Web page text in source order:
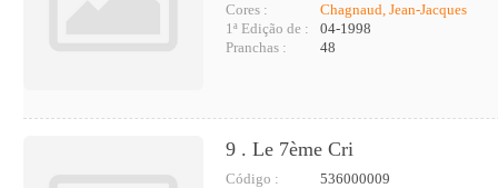
Cores :
Chagnaud, Jean-Jacques
1ª Edição de :
04-1998
Pranchas :
48
9 . Le 7ème Cri
Código :
536000009